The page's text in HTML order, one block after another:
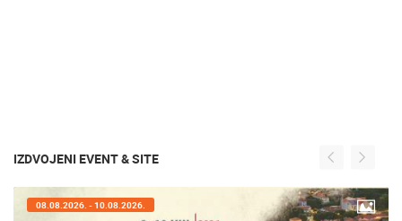
IZDVOJENI EVENT & SITE
08.08.2026. - 10.08.2026.